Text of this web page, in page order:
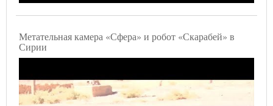
Метательная камера «Сфера» и робот «Скарабей» в
Сирии